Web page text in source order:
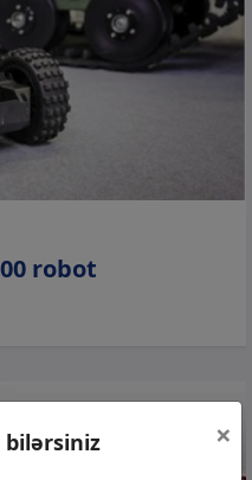
robot
×